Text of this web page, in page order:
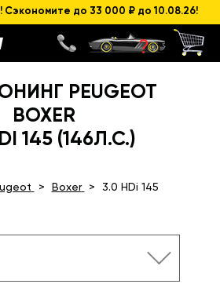
до 33 000 ₽ до 10.08.26!
PEUGEOT
BOXER
145 (146Л.С.)
Boxer
3.0 HDi 145